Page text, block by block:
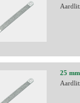
25